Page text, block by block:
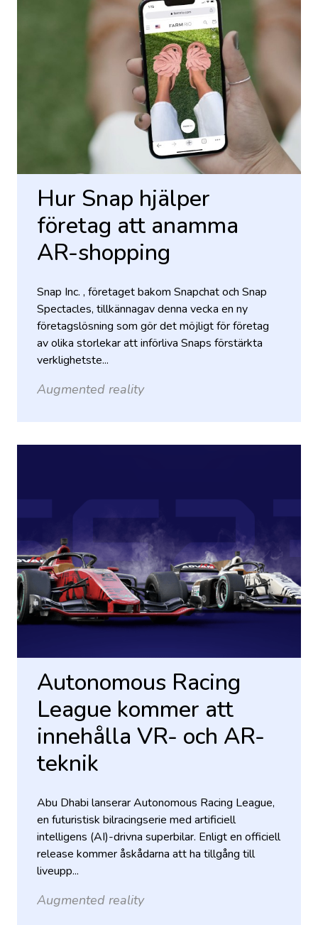
Hur Snap hjälper
företag att anamma
AR-shopping
Snap Inc. , företaget bakom Snapchat och Snap
Spectacles, tillkännagav denna vecka en ny
företagslösning som gör det möjligt för företag
av olika storlekar att införliva Snaps förstärkta
verklighetste...
Augmented reality
Autonomous Racing
League kommer att
innehålla VR- och AR-
teknik
Abu Dhabi lanserar Autonomous Racing League,
en futuristisk bilracingserie med artificiell
intelligens (AI)-drivna superbilar. Enligt en officiell
release kommer åskådarna att ha tillgång till
liveupp...
Augmented reality